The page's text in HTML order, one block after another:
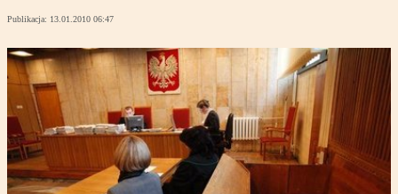
Publikacja: 13.01.2010 06:47